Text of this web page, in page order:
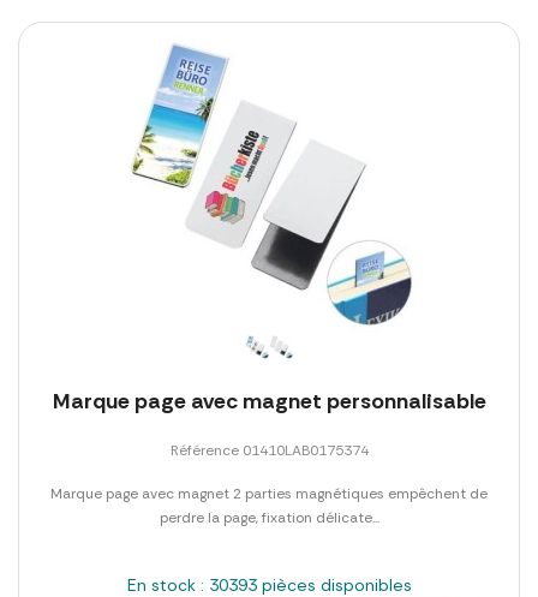
Marque page avec magnet personnalisable
Référence 01410LAB0175374
Marque page avec magnet 2 parties magnétiques empêchent de
perdre la page, fixation délicate...
En stock : 30393 pièces disponibles